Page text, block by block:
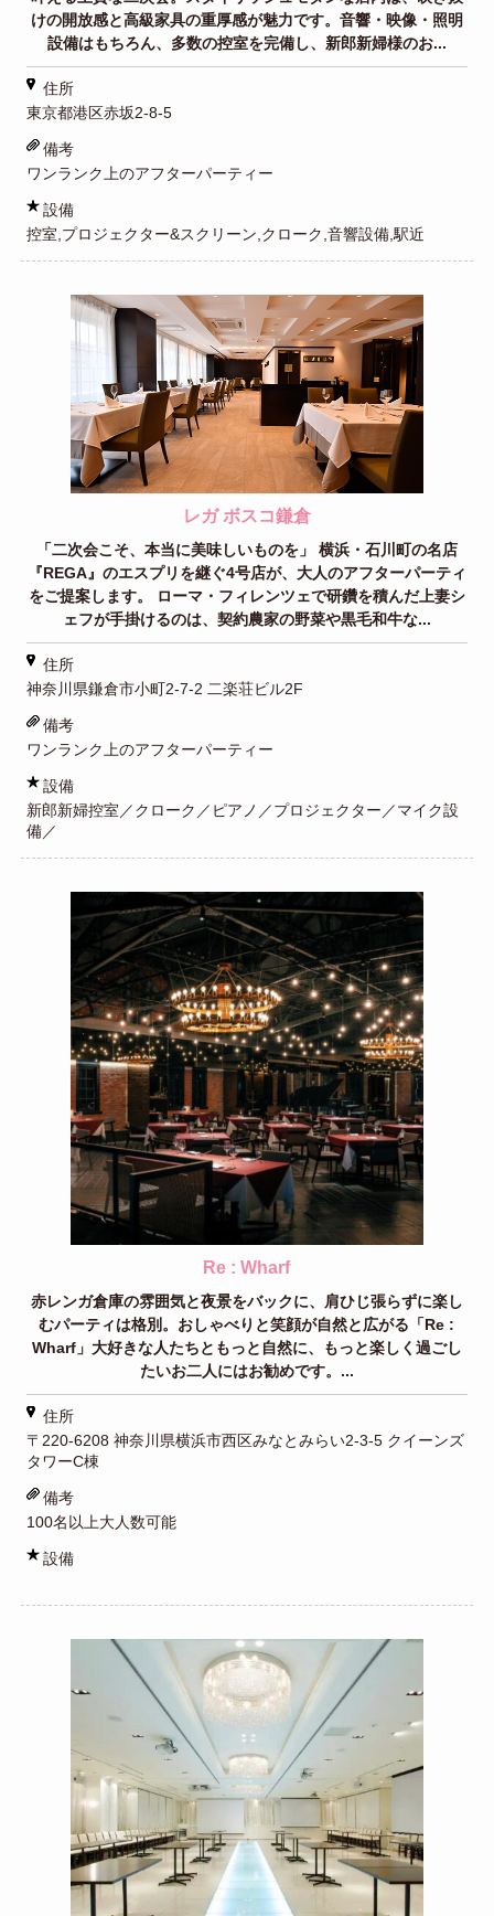
けの開放感と高級家具の重厚感が魅力です。音響・映像・照明
設備はもちろん、多数の控室を完備し、新郎新婦様のお...
住所
東京都港区赤坂2-8-5
備考
ワンランク上のアフターパーティー
設備
控室,プロジェクター&スクリーン,クローク,音響設備,駅近
レガ ボスコ鎌倉
「二次会こそ、本当に美味しいものを」 横浜・石川町の名店
『REGA』のエスプリを継ぐ4号店が、大人のアフターパーティ
をご提案します。 ローマ・フィレンツェで研鑽を積んだ上妻シ
ェフが手掛けるのは、契約農家の野菜や黒毛和牛な...
住所
神奈川県鎌倉市小町2-7-2 二楽荘ビル2F
備考
ワンランク上のアフターパーティー
設備
新郎新婦控室／クローク／ピアノ／プロジェクター／マイク設
備／
Re : Wharf
赤レンガ倉庫の雰囲気と夜景をバックに、肩ひじ張らずに楽し
むパーティは格別。おしゃべりと笑顔が自然と広がる「Re :
Wharf」大好きな人たちともっと自然に、もっと楽しく過ごし
たいお二人にはお勧めです。...
住所
〒220-6208 神奈川県横浜市西区みなとみらい2-3-5 クイーンズ
タワーC棟
備考
100名以上大人数可能
設備